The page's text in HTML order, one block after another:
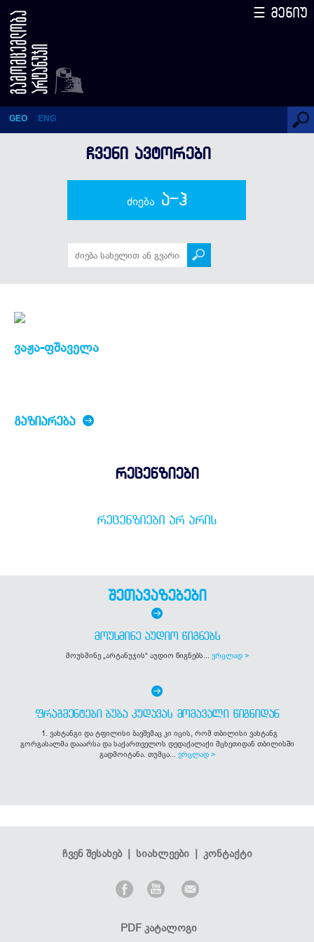
ვაჟა-ფშაველა
GEO ENG
☰ მენიუ
ᲩᲕᲔᲜᲘ ᲐᲕᲢᲝᲠᲔᲑᲘ
ძიება ა-ჰ
ვაჟა-ფშაველა
ᲒᲐᲖᲘᲐᲠᲔᲑᲐ
რეცენზიები
ᲠᲔᲪᲔᲜᲖᲘᲔᲑᲘ ᲐᲠ ᲐᲠᲘᲡ
შეთავაზებები
ᲛᲝᲣᲡᲛᲘᲜᲔ ᲐᲣᲓᲘᲝ ᲬᲘᲒᲜᲔᲑᲡ
მოუსმინე „არტანუჯის“ აუდიო წიგნებს... ვრცლად >
ᲤᲠᲐᲒᲛᲔᲜᲢᲔᲑᲘ ᲑᲣᲑᲐ ᲙᲣᲓᲐᲕᲐᲡ ᲛᲝᲛᲐᲕᲐᲚᲘ ᲬᲘᲒᲜᲘᲓᲐᲜ
1. ვახტანგი და ტფილისი ბავშვმაც კი იცის, რომ თბილისი ვახტანგ
გორგასალმა დააარსა და საქართველოს დედაქალაქი მცხეთიდან თბილისში
გადმოიტანა. თუმცა... ვრცლად >
ჩვენ შესახებ| სიახლეები| კონტაქტი
PDF კატალოგი